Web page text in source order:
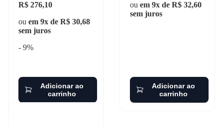
R$ 276,10
ou em 9x de R$ 30,68
sem juros
- 9%
Adicionar ao
carrinho
ou em 9x de R$ 32,60
sem juros
Adicionar ao
carrinho